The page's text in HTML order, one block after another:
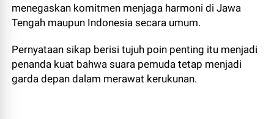
menegaskan komitmen menjaga harmoni di Jawa
Tengah maupun Indonesia secara umum.
Pernyataan sikap berisi tujuh poin penting itu menjadi
penanda kuat bahwa suara pemuda tetap menjadi
garda depan dalam merawat kerukunan.